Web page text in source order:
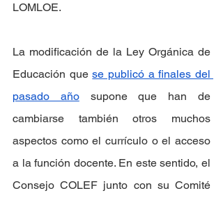
LOMLOE.
La modificación de la Ley Orgánica de
Educación que se publicó a finales del
pasado año supone que han de
cambiarse también otros muchos
aspectos como el currículo o el acceso
a la función docente. En este sentido, el
Consejo COLEF junto con su Comité